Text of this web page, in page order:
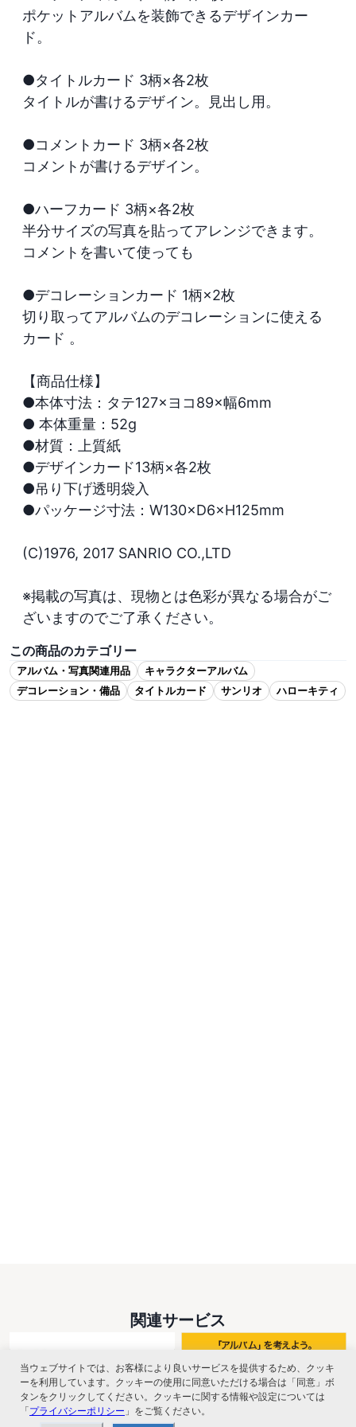
ポケットアルバムを装飾できるデザインカー
ド。
●タイトルカード 3柄×各2枚
タイトルが書けるデザイン。見出し用。
●コメントカード 3柄×各2枚
コメントが書けるデザイン。
●ハーフカード 3柄×各2枚
半分サイズの写真を貼ってアレンジできます。
コメントを書いて使っても
●デコレーションカード 1柄×2枚
切り取ってアルバムのデコレーションに使える
カード 。
【商品仕様】
●本体寸法：タテ127×ヨコ89×幅6mm
● 本体重量：52g
●材質：上質紙
●デザインカード13柄×各2枚
●吊り下げ透明袋入
●パッケージ寸法：W130×D6×H125mm
(C)1976, 2017 SANRIO CO.,LTD
※掲載の写真は、現物とは色彩が異なる場合がご
ざいますのでご了承ください。
この商品のカテゴリー
アルバム・写真関連用品
キャラクターアルバム
デコレーション・備品
タイトルカード サンリオ ハローキティ
関連サービス
当ウェブサイトでは、お客様により良いサービスを提供するため、クッキ
ーを利用しています。クッキーの使用に同意いただける場合は「同意」ボ
タンをクリックしてください。クッキーに関する情報や設定については
「プライバシーポリシー 」をご覧ください。